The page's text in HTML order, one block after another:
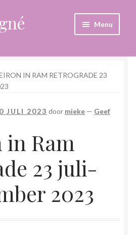
Menu
veranderende tijd
IN RAM RETROGRADE 23
JULI 2023 door mieke — Geef
Ram
23 juli-
2023